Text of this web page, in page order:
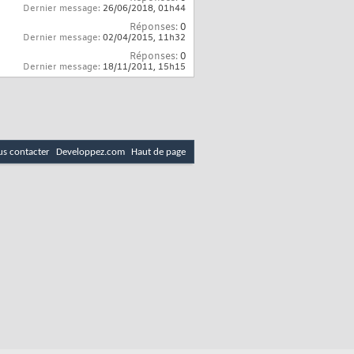
Dernier message: 26/06/2018, 01h44
Réponses:0
Dernier message: 02/04/2015, 11h32
Réponses:0
Dernier message: 18/11/2011, 15h15
contacter Developpez.com Haut de page